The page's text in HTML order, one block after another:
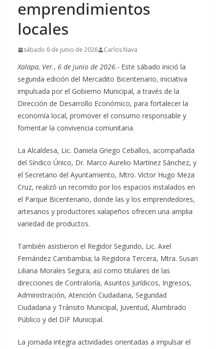
emprendimientos
locales
sábado 6 de junio de 2026 Carlos Nava
Xalapa, Ver., 6 de junio de 2026.- Este sábado inició la
segunda edición del Mercadito Bicentenario, iniciativa
impulsada por el Gobierno Municipal, a través de la
Dirección de Desarrollo Económico, para fortalecer la
economía local, promover el consumo responsable y
fomentar la convivencia comunitaria.
La Alcaldesa, Lic. Daniela Griego Ceballos, acompañada
del Síndico Único, Dr. Marco Aurelio Martínez Sánchez, y
el Secretario del Ayuntamiento, Mtro. Víctor Hugo Meza
Cruz, realizó un recorrido por los espacios instalados en
el Parque Bicentenario, donde las y los emprendedores,
artesanos y productores xalapeños ofrecen una amplia
variedad de productos.
También asistieron el Regidor Segundo, Lic. Axel
Fernández Cambambia; la Regidora Tercera, Mtra. Susan
Liliana Morales Segura; así como titulares de las
direcciones de Contraloría, Asuntos Jurídicos, Ingresos,
Administración, Atención Ciudadana, Seguridad
Ciudadana y Tránsito Municipal, Juventud, Alumbrado
Público y del DIF Municipal.
La jornada integra actividades orientadas a impulsar el